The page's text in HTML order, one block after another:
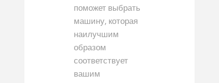
поможет выбрать
машину, которая
наилучшим
образом
соответствует
вашим